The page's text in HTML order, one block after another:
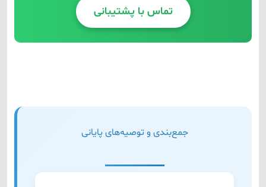
تماس با پشتیبانی
جمع‌بندی و توصیه‌های پایانی